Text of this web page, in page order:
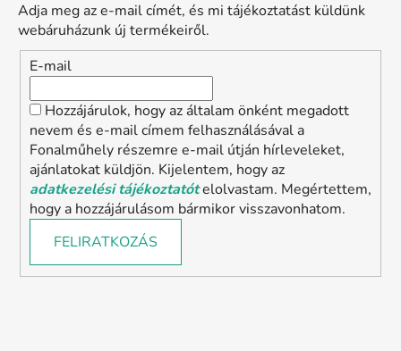
Adja meg az e-mail címét, és mi tájékoztatást küldünk
webáruházunk új termékeiről.
E-mail
Hozzájárulok, hogy az általam önként megadott
nevem és e-mail címem felhasználásával a
Fonalműhely részemre e-mail útján hírleveleket,
ajánlatokat küldjön. Kijelentem, hogy az
adatkezelési tájékoztatótelolvastam. Megértettem,
hogy a hozzájárulásom bármikor visszavonhatom.
FELIRATKOZÁS